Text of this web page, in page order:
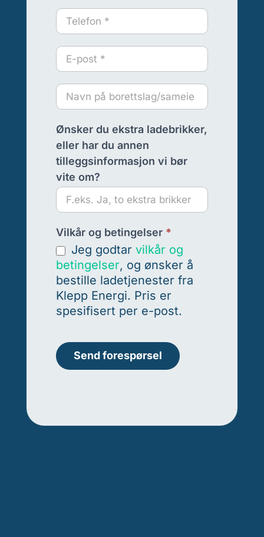
Ønsker du ekstra ladebrikker,
eller har du annen
tilleggsinformasjon vi bør
vite om?
Vilkår og betingelser *
Jeg godtar vilkår og
betingelser, og ønsker å
bestille ladetjenester fra
Klepp Energi. Pris er
spesifisert per e-post.
Send forespørsel